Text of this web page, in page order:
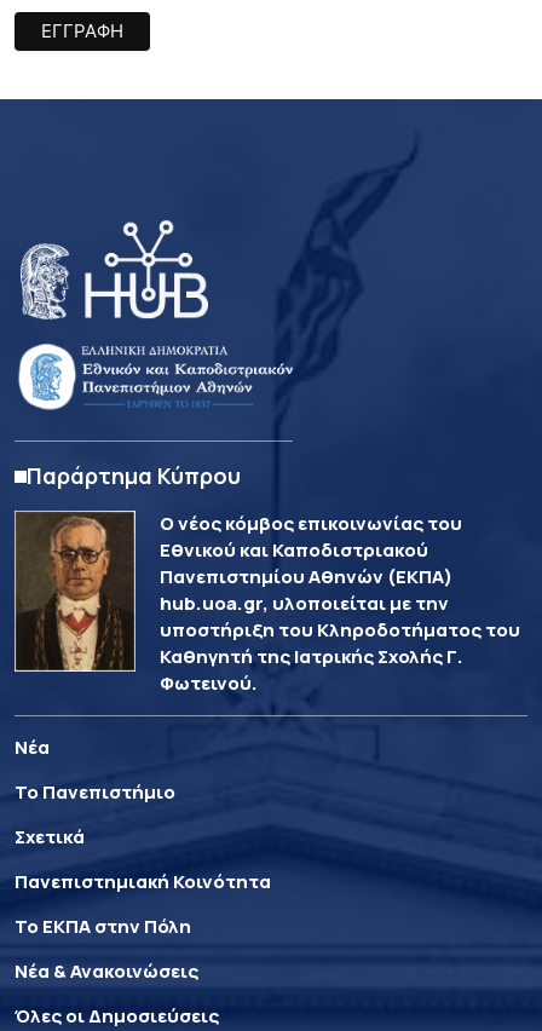
Παράρτημα Κύπρου
Ο νέος κόμβος επικοινωνίας του
Εθνικού και Καποδιστριακού
Πανεπιστημίου Αθηνών (ΕΚΠΑ)
hub.uoa.gr, υλοποιείται με την
υποστήριξη του Κληροδοτήματος του
Καθηγητή της Ιατρικής Σχολής Γ.
Φωτεινού.
Νέα
Το Πανεπιστήμιο
Σχετικά
Πανεπιστημιακή Κοινότητα
Το ΕΚΠΑ στην Πόλη
Νέα & Ανακοινώσεις
Όλες οι Δημοσιεύσεις